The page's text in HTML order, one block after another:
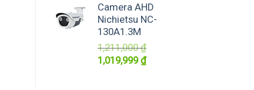
Camera AHD
Nichietsu NC-
130A1.3M
1,211,000₫
Giá
1,019,999₫Giá